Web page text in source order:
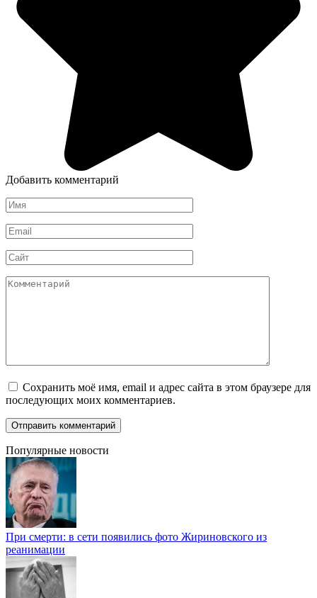
Добавить комментарий
Имя
*
Email
*
Сайт
Комментарий
Сохранить моё имя, email и адрес сайта в этом браузере для
последующих моих комментариев.
Популярные новости
При смерти: в сети появились фото Жириновского из
реанимации